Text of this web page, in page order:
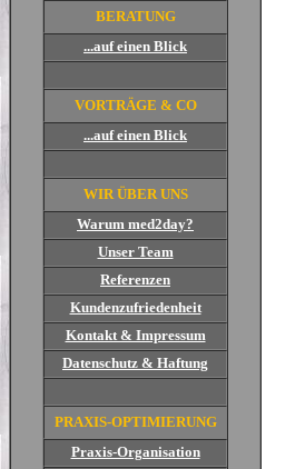
BERATUNG
...auf einen Blick
VORTRÄGE & CO
...auf einen Blick
WIR ÜBER UNS
Warum med2day?
Unser Team
Referenzen
Kundenzufriedenheit
Kontakt & Impressum
Datenschutz & Haftung
PRAXIS-OPTIMIERUNG
Praxis-Organisation